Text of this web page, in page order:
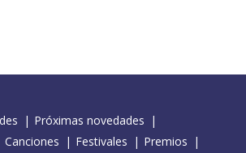
Próximas novedades
Canciones Festivales
Premios